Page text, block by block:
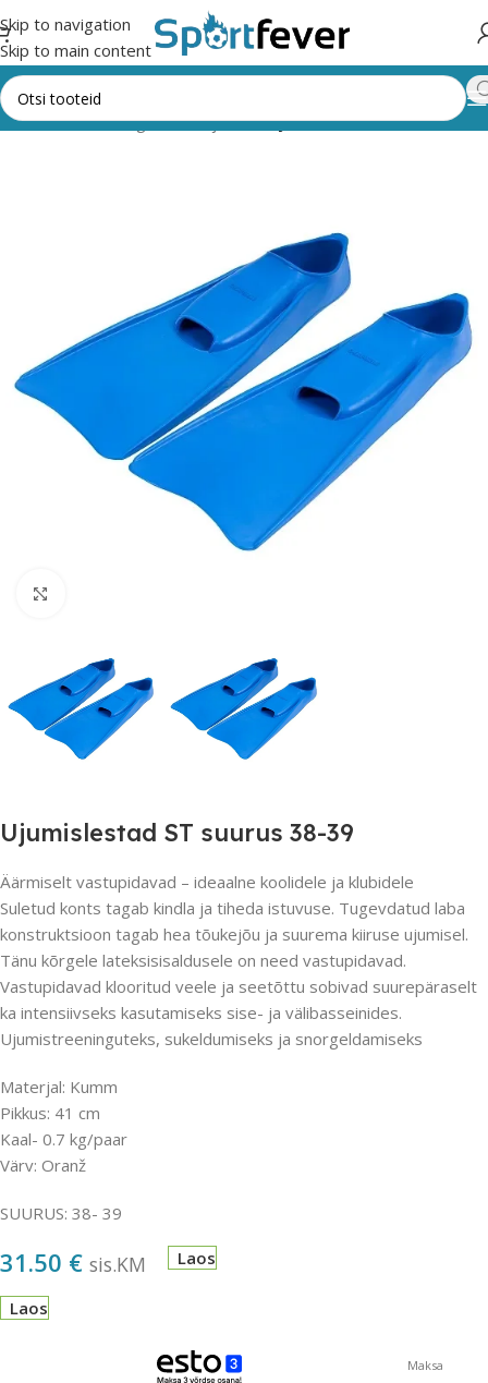
Skip to navigation
Skip to main content
Esileht Kõik kategooriad Ujumine Ujumislestad
Ujumislestad ST suurus 38-39
Äärmiselt vastupidavad – ideaalne koolidele ja klubidele
Suletud konts tagab kindla ja tiheda istuvuse. Tugevdatud laba
konstruktsioon tagab hea tõukejõu ja suurema kiiruse ujumisel.
Tänu kõrgele lateksisisaldusele on need vastupidavad.
Vastupidavad klooritud veele ja seetõttu sobivad suurepäraselt
ka intensiivseks kasutamiseks sise- ja välibasseinides.
Ujumistreeninguteks, sukeldumiseks ja snorgeldamiseks
Materjal: Kumm
Pikkus: 41 cm
Kaal- 0.7 kg/paar
Värv: Oranž
SUURUS: 38- 39
31.50 € sis.KM Laos
Laos
Maksa